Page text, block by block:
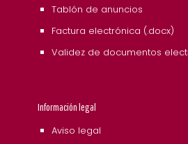
Tablón de anuncios
Factura electrónica (.docx)
Validez de documentos
Información legal
Aviso legal